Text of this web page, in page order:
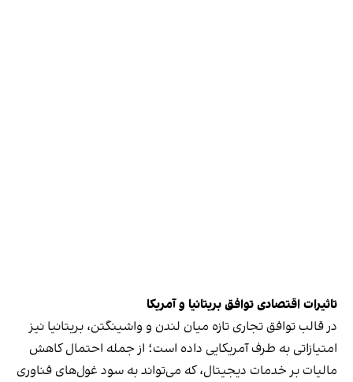
تاثیراتاقتصادی توافق بریتانیا و آمریکا
در قالب توافق تجاری تازه میان لندن و واشینگتن، بریتانیا نیز
امتیازاتی به طرف آمریکایی داده است؛ از جمله احتمال کاهش
مالیات بر خدمات دیجیتال، که می‌تواند به سود غول‌های فناوری